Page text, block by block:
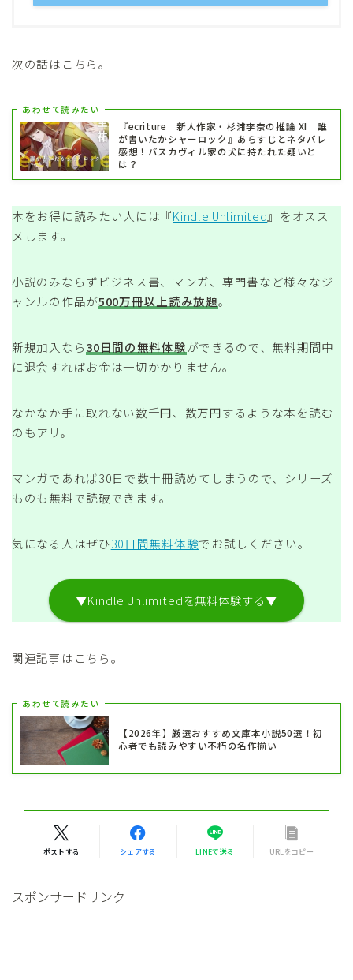
次の話はこちら。
あわせて読みたい
『ecriture 新人作家・杉浦李奈の推論 XI 誰
が書いたかシャーロック』あらすじとネタバレ
感想！バスカヴィル家の犬に持たれた疑いと
は？
本をお得に読みたい人には『Kindle Unlimited』をオスス
メします。
小説のみならずビジネス書、マンガ、専門書など様々なジ
ャンルの作品が500万冊以上読み放題。
新規加入なら30日間の無料体験ができるので、無料期間中
に退会すればお金は一切かかりません。
なかなか手に取れない数千円、数万円するような本を読む
のもアリ。
マンガであれば30日で数十冊読めてしまうので、シリーズ
ものも無料で読破できます。
気になる人はぜひ30日間無料体験でお試しください。
▼Kindle Unlimitedを無料体験する▼
関連記事はこちら。
あわせて読みたい
【2026年】厳選おすすめ文庫本小説50選！初
心者でも読みやすい不朽の名作揃い
ポストする シェアする LINEで送る URLをコピー
スポンサードリンク